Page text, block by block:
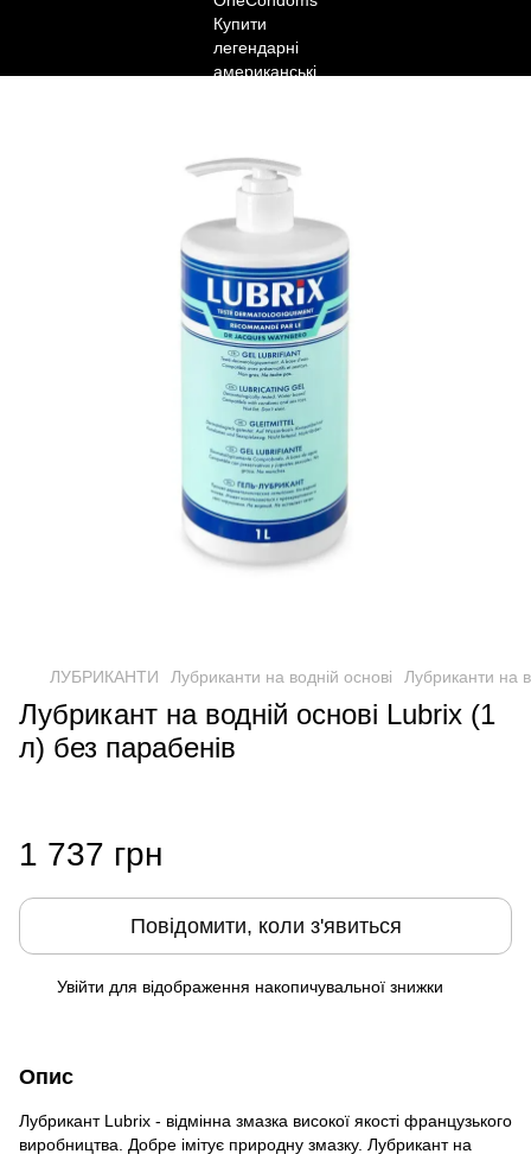
ЛУБРИКАНТИ Лубриканти на водній основі Лубриканти на
Лубрикант на водній основі Lubrix (1
л) без парабенів
1 737 грн
Повідомити, коли з'явиться
Увійти для відображення накопичувальної знижки
Опис
Лубрикант Lubrix - відмінна змазка високої якості французького
виробництва. Добре імітує природну змазку. Лубрикант на